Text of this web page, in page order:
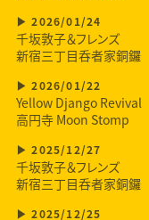
2026/01/24
千坂敦子＆フレンズ
新宿三丁目呑者家銅鑼
2026/01/22
Yellow Django Revival
高円寺 Moon Stomp
2025/12/27
千坂敦子＆フレンズ
新宿三丁目呑者家銅鑼
2025/12/25